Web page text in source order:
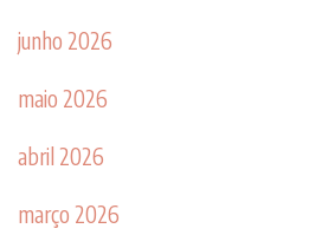
junho 2026
maio 2026
abril 2026
março 2026